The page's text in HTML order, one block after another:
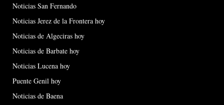
Noticias San Fernando
Noticias Jerez de la Frontera hoy
Noticias de Algeciras hoy
Noticias de Barbate hoy
Noticias Lucena hoy
Puente Genil hoy
Noticias de Baena